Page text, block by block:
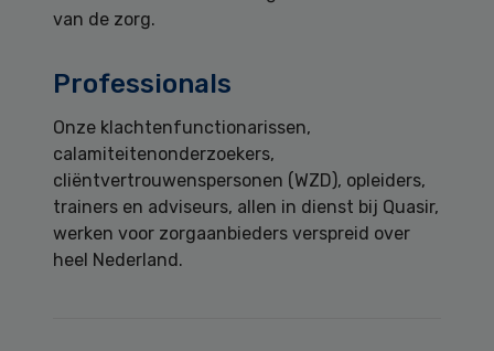
van de zorg.
Professionals
Onze klachtenfunctionarissen,
calamiteitenonderzoekers,
cliëntvertrouwenspersonen (WZD), opleiders,
trainers en adviseurs, allen in dienst bij Quasir,
werken voor zorgaanbieders verspreid over
heel Nederland.